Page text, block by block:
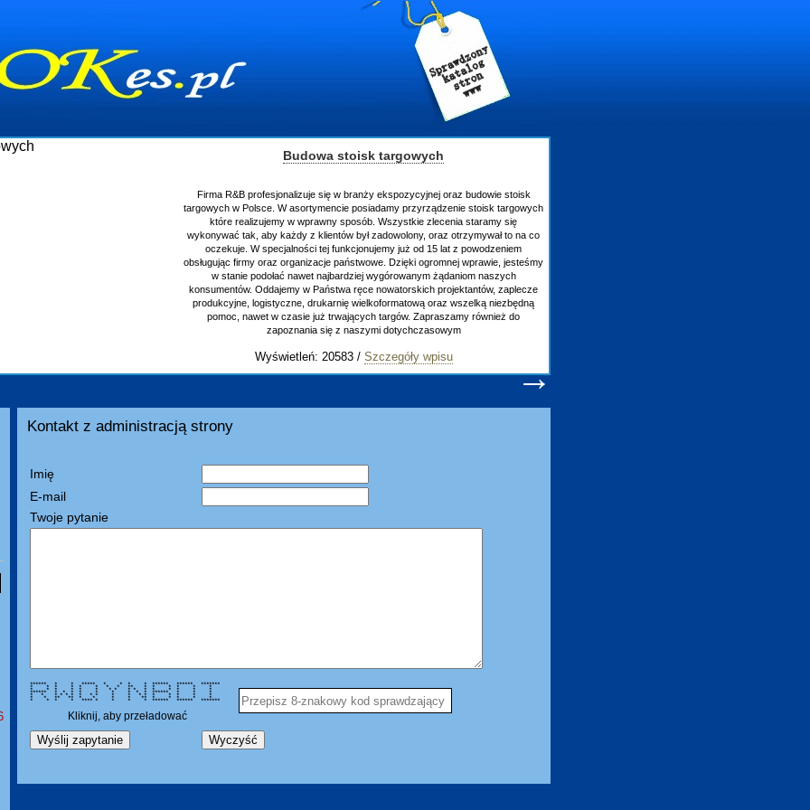
Budowa stoisk targowych
Firma R&B profesjonalizuje się w branży ekspozycyjnej oraz budowie stoisk
targowych w Polsce. W asortymencie posiadamy przyrządzenie stoisk targowych
które realizujemy w wprawny sposób. Wszystkie zlecenia staramy się
wykonywać tak, aby każdy z klientów był zadowolony, oraz otrzymywał to na co
oczekuje. W specjalności tej funkcjonujemy już od 15 lat z powodzeniem
obsługując firmy oraz organizacje państwowe. Dzięki ogromnej wprawie, jesteśmy
w stanie podołać nawet najbardziej wygórowanym żądaniom naszych
konsumentów. Oddajemy w Państwa ręce nowatorskich projektantów, zaplecze
produkcyjne, logistyczne, drukarnię wielkoformatową oraz wszelką niezbędną
pomoc, nawet w czasie już trwających targów. Zapraszamy również do
zapoznania się z naszymi dotychczasowym
Wyświetleń: 20583 / Szczegóły wpisu
→
Kontakt z administracją strony
Imię
E-mail
Twoje pytanie
****** * * ***** * * * * ****** ****** *******
* * * * * * * * ** * * * * * *
* * * * * * * * * * * * * * * *
****** * * * * * * * * * ****** * * *
* * * * * * * * * * * * * * * * * *
* * ** ** * * * * ** * * * * *
* * * * **** * * * * ****** ****** *******
Kliknij, aby przeładować